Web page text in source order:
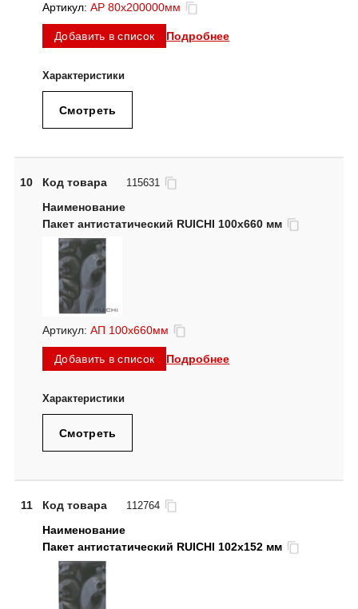
Артикул: АР 80х200000мм
Добавить в список Подробнее
Смотреть
10 Код товара 115631
Пакет антистатический RUICHI 100x660 мм
Артикул: АП 100x660мм
Добавить в список Подробнее
Смотреть
11 Код товара 112764
Пакет антистатический RUICHI 102x152 мм